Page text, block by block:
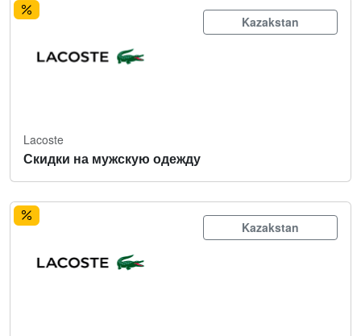
Kazakstan
Lacoste
Скидки на мужскую одежду
Kazakstan